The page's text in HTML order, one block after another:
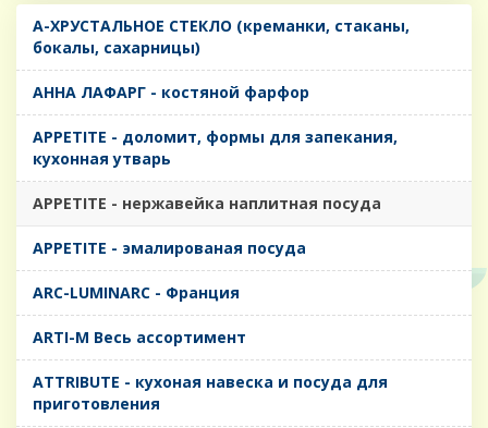
A-ХРУСТАЛЬНОЕ СТЕКЛО (креманки, стаканы,
бокалы, сахарницы)
AHHA ЛАФАРГ - костяной фарфор
APPETITE - доломит, формы для запекания,
кухонная утварь
APPETITE - нержавейка наплитная посуда
APPETITE - эмалированая посуда
ARC-LUMINARC - Франция
ARTI-M Весь ассортимент
ATTRIBUTE - кухоная навеска и посуда для
приготовления